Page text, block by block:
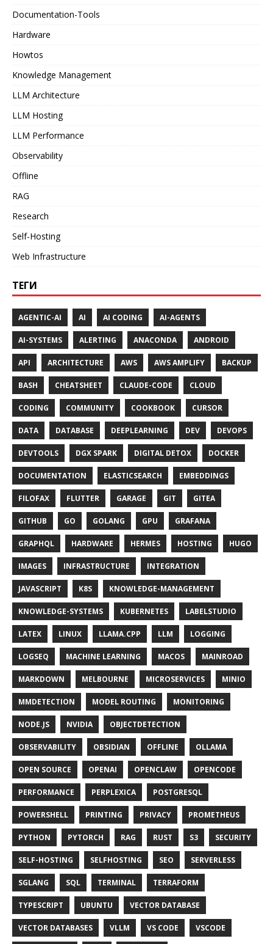
Documentation-Tools
Hardware
Howtos
Knowledge Management
LLM Architecture
LLM Hosting
LLM Performance
Observability
Offline
RAG
Research
Self-Hosting
Web Infrastructure
ТЕГИ
AGENTIC-AI AI AI CODING AI-AGENTS
AI-SYSTEMS ALERTING ANACONDA ANDROID
API ARCHITECTURE AWS AWS AMPLIFY BACKUP
BASH CHEATSHEET CLAUDE-CODE CLOUD
CODING COMMUNITY COOKBOOK CURSOR
DATA DATABASE DEEPLEARNING DEV DEVOPS
DEVTOOLS DGX SPARK DIGITAL DETOX DOCKER
DOCUMENTATION ELASTICSEARCH EMBEDDINGS
FILOFAX FLUTTER GARAGE GIT GITEA
GITHUB GO GOLANG GPU GRAFANA
GRAPHQL HARDWARE HERMES HOSTING HUGO
IMAGES INFRASTRUCTURE INTEGRATION
JAVASCRIPT K8S KNOWLEDGE-MANAGEMENT
KNOWLEDGE-SYSTEMS KUBERNETES LABELSTUDIO
LATEX LINUX LLAMA.CPP LLM LOGGING
LOGSEQ MACHINE LEARNING MACOS MAINROAD
MARKDOWN MELBOURNE MICROSERVICES MINIO
MMDETECTION MODEL ROUTING MONITORING
NODE.JS NVIDIA OBJECTDETECTION
OBSERVABILITY OBSIDIAN OFFLINE OLLAMA
OPEN SOURCE OPENAI OPENCLAW OPENCODE
PERFORMANCE PERPLEXICA POSTGRESQL
POWERSHELL PRINTING PRIVACY PROMETHEUS
PYTHON PYTORCH RAG RUST S3 SECURITY
SELF-HOSTING SELFHOSTING SEO SERVERLESS
SGLANG SQL TERMINAL TERRAFORM
TYPESCRIPT UBUNTU VECTOR DATABASE
VECTOR DATABASES VLLM VS CODE VSCODE